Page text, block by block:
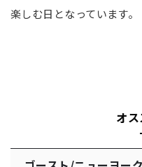
楽しむ日となっています。
オ